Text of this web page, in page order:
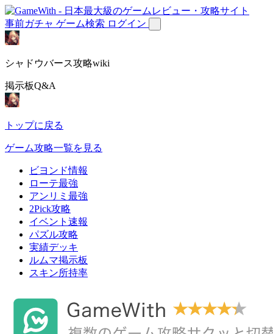
事前ガチャ ゲーム検索 ログイン
シャドウバース攻略wiki
掲示板Q&A
トップに戻る
ゲーム攻略一覧を見る
ビヨンド情報
ローテ最強
アンリミ最強
2Pick攻略
イベント速報
パズル攻略
実績デッキ
ルムマ掲示板
スキン所持率